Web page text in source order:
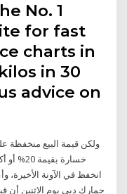
No. 1
for fast
charts in
in 30
advice on
خسارة
انخفظ في الآونة
جمارك دبي يوم الاثنين أن